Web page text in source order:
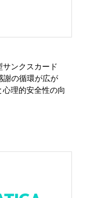
ンクスカード
謝の循環が広が
理的安全性の向